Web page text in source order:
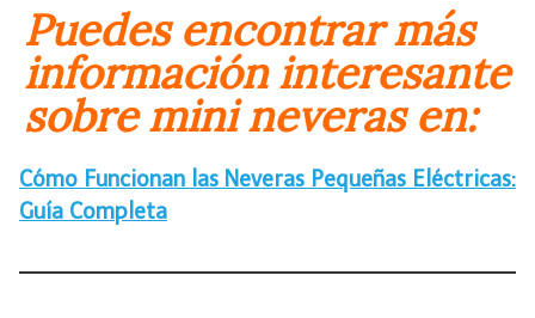
Puedes encontrar más
información interesante
sobre mini neveras en:
Cómo Funcionan las Neveras Pequeñas Eléctricas:
Guía Completa